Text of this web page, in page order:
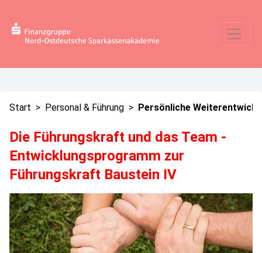
Start > Personal & Führung > Persönliche
Die Führungskraft und das Team -
Entwicklungsprogramm zur
Führungskraft Baustein IV